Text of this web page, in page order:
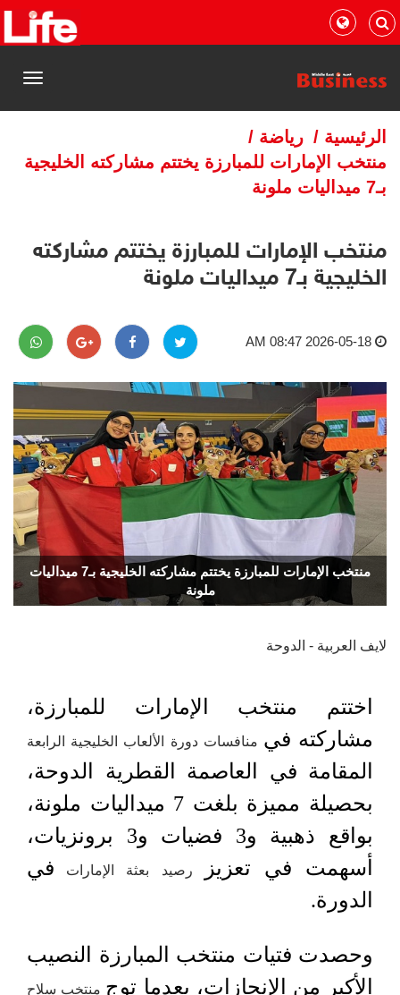
القائمة
الرئيسية / رياضة /
منتخب الإمارات للمبارزة يختتم مشاركته الخليجية
بـ7 ميداليات ملونة
منتخب الإمارات للمبارزة يختتم مشاركته
الخليجية بـ7 ميداليات ملونة
2026-05-18 08:47 AM
منتخب الإمارات للمبارزة يختتم مشاركته الخليجية بـ7 ميداليات
ملونة
لايف العربية - الدوحة
اختتم منتخب الإمارات للمبارزة،
مشاركته في منافسات دورة الألعاب الخليجية الرابعة
المقامة في العاصمة القطرية الدوحة،
بحصيلة مميزة بلغت 7 ميداليات ملونة،
بواقع ذهبية و3 فضيات و3 برونزيات،
أسهمت في تعزيز
رصيد بعثة الإمارات في
الدورة.
وحصدت فتيات منتخب المبارزة النصيب
الأكبر من الإنجازات، بعدما توج منتخب سلاح